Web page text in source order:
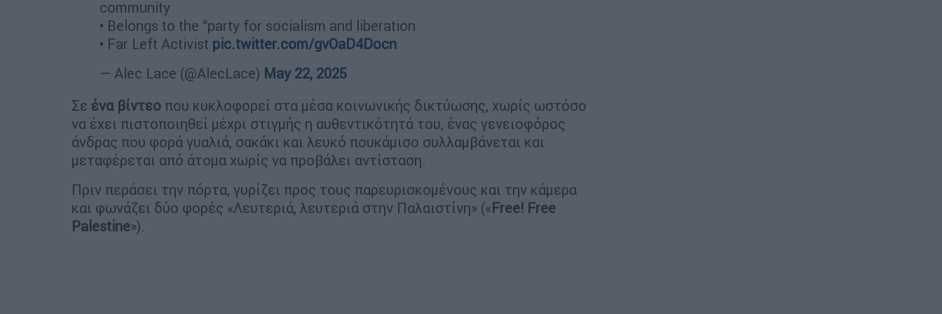
community
• Belongs to the “party for socialism and liberation
• Far Left Activist pic.twitter.com/gvOaD4Docn
— Alec Lace (@AlecLace) May 22, 2025
Σε ένα βίντεο που κυκλοφορεί στα μέσα κοινωνικής δικτύωσης, χωρίς ωστόσο
να έχει πιστοποιηθεί μέχρι στιγμής η αυθεντικότητά του, ένας γενειοφόρος
άνδρας που φορά γυαλιά, σακάκι και λευκό πουκάμισο συλλαμβάνεται και
μεταφέρεται από άτομα χωρίς να προβάλει αντίσταση.
Πριν περάσει την πόρτα, γυρίζει προς τους παρευρισκομένους και την κάμερα
και φωνάζει δύο φορές «Λευτεριά, λευτεριά στην Παλαιστίνη» («Free! Free
Palestine»).